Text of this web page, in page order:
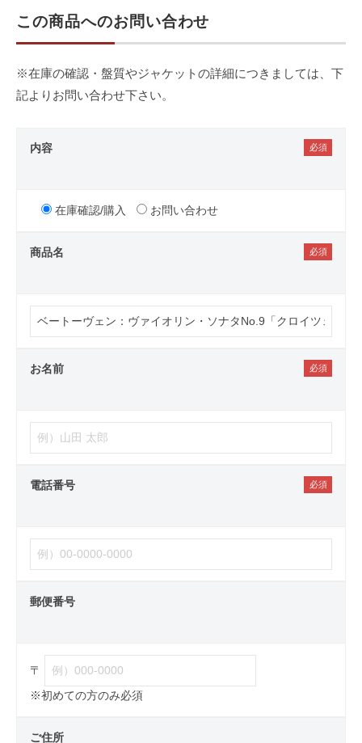
この商品へのお問い合わせ
※在庫の確認・盤質やジャケットの詳細につきましては、下
記よりお問い合わせ下さい。
内容
在庫確認/購入 お問い合わせ
商品名
お名前
電話番号
郵便番号
〒
※初めての方のみ必須
ご住所